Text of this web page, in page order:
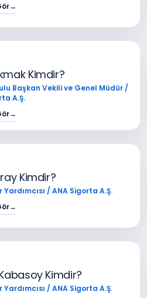
→
Kimdir?
Başkan Vekili ve Genel Müdür /
A.Ş.
→
Kimdir?
/ ANA Sigorta A.Ş.
→
Kimdir?
/ ANA Sigorta A.Ş.